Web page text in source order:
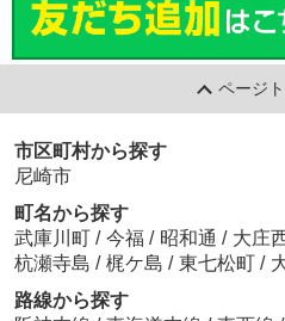
ページ
市区町村から探す
尼崎市
町名から探す
武庫川町 / 今福 / 昭和通 / 大庄
杭瀬寺島 / 梶ケ島 / 東七松町 /
路線から探す